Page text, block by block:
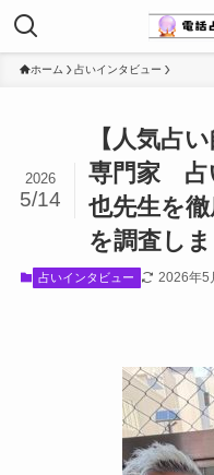
ホーム 占いインタビュー
【人気占
専門家 占
也先生を
を調査しま
2026
5/14
占いインタビュー 2026年5